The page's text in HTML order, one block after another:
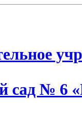
сад №